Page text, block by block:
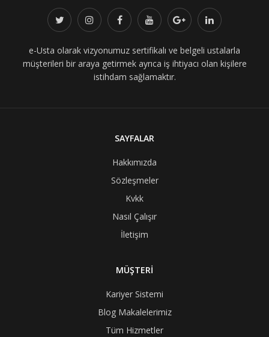
e-Usta olarak vizyonumuz sertifikalı ve belgeli ustalarla
müşterileri bir araya getirmek ayrıca iş ihtiyacı olan kişilere
istihdam sağlamaktır.
SAYFALAR
Hakkımızda
Sözleşmeler
Kvkk
Nasıl Çalışır
İletişim
MÜŞTERİ
Kariyer Sistemi
Blog Makalelerimiz
Tüm Hizmetler